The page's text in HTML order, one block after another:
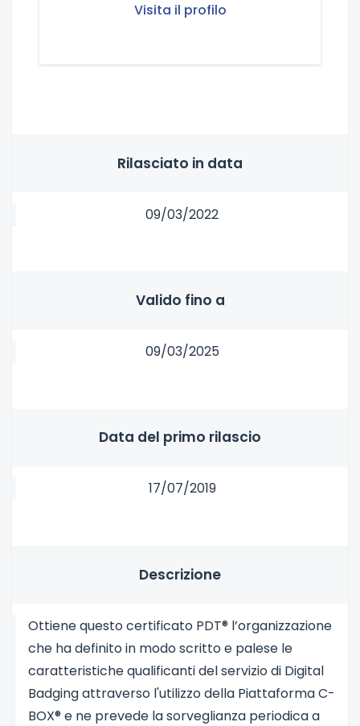
Visita il profilo
Rilasciato in data
09/03/2022
Valido fino a
09/03/2025
Data del primo rilascio
17/07/2019
Descrizione
Ottiene questo certificato PDT® l’organizzazione
che ha definito in modo scritto e palese le
caratteristiche qualificanti del servizio di Digital
Badging attraverso l'utilizzo della Piattaforma C-
BOX® e ne prevede la sorveglianza periodica a